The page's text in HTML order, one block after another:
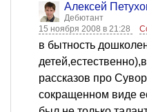
Алексей
Дебютант
15 ноября 2008 в 21:28
в бытность
рассказов про
сокращенном виде